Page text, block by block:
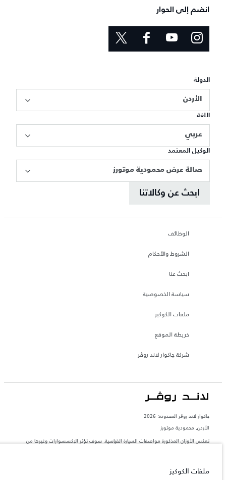
انضم إلى الحوار
الدولة
الأردن
اللغة
عربي
الوكيل المعتمد
صالة عرض محمودية موتورز
ابحث عن وكالاتنا
الوظائف
الشروط والأحكام
ابحث عنا
سياسة الخصوصية
ملفات الكوكيز
خريطة الموقع
شركة جاكوار لاند روڤر
جاكوار لاند روڨر المحدودة: 2026
الأردن, محمودية موتورز
تعكس الأوزان المذكورة مواصفات السيارة القياسية. سوف تؤثر الإكسسوارات وغيرها من
ملفات الكوكيز